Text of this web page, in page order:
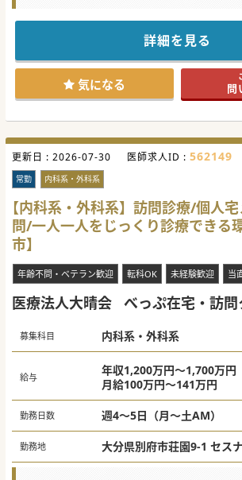
■主治医制ではなく全員で診る仕組みを
診療が未経験の方でも研鑽を積みながら
■ご勤務いただける医師を大切にする気
業務過多を防ぐために受け持ち患者数を
えています。
■難しい手技などはなく、訪問看護が関わ
にはクリニックの内科外来に近い働き方
【募集背景】
■坂が多い土地柄から通院困難な高齢者
域における在宅医療へのニーズが急速に
■常勤医師を拡充することを目指し、現任
更なる医療の質向上に向けて募集を行って
■訪問診療の経験者はもとより、未経験や
科系医師の手厚い受け入れ体制を整えて新
います。
【具体的な医療機関情報】
■開院してから30年程の歴史ある無床診
リアを限定した丁寧な地域密着型の訪問診
■日祝休みや福利厚生として月5万円の
内の主要なインターチェンジから10分以
■他科から転科した先生も在籍しており、
身の方であっても非常に馴染みやすい組織
詳細を見る
気になる 問
更新日 : 2026-07-30 医師求人ID : 562149
常勤 内科系・外科系
【内科系・外科系】訪問診療/個人
問/一人一人をじっくり診療できる
市】
年齢不問・ベテラン歓迎 転科OK 未経験歓迎 当
医療法人大晴会 べっぷ在宅・訪問
募集科目 内科系・外科系
給与
年収1,200万円～1,700万円
月給100万円～141万円
勤務日数 週4～5日（月～土AM）
勤務地 大分県別府市